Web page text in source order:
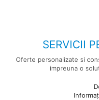
SERVICII
Oferte personalizate si
impreuna o